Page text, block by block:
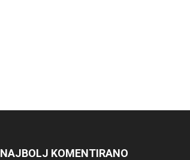
NAJBOLJ KOMENTIRANO